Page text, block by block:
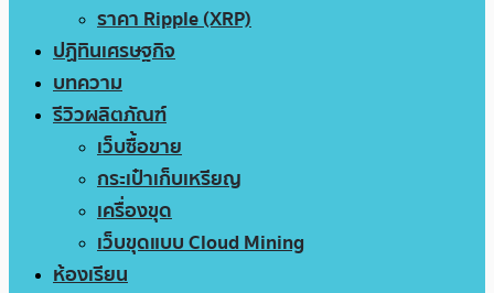
ราคา Ripple (XRP)
ปฏิทินเศรษฐกิจ
บทความ
รีวิวผลิตภัณฑ์
เว็บซื้อขาย
กระเป๋าเก็บเหรียญ
เครื่องขุด
เว็บขุดแบบ Cloud Mining
ห้องเรียน